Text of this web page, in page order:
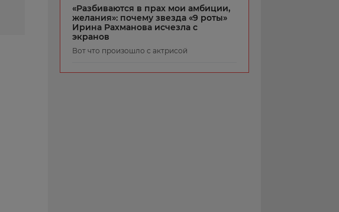
«Разбиваются в прах мои амбиции,
желания»: почему звезда «9 роты»
Ирина Рахманова исчезла с
экранов
Вот что произошло с актрисой